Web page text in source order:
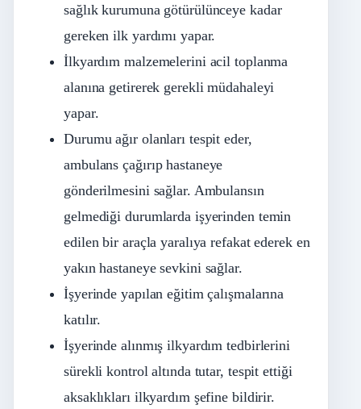
sağlık kurumuna götürülünceye kadar
gereken ilk yardımı yapar.
İlkyardım malzemelerini acil toplanma
alanına getirerek gerekli müdahaleyi
yapar.
Durumu ağır olanları tespit eder,
ambulans çağırıp hastaneye
gönderilmesini sağlar. Ambulansın
gelmediği durumlarda işyerinden temin
edilen bir araçla yaralıya refakat ederek en
yakın hastaneye sevkini sağlar.
İşyerinde yapılan eğitim çalışmalarına
katılır.
İşyerinde alınmış ilkyardım tedbirlerini
sürekli kontrol altında tutar, tespit ettiği
aksaklıkları ilkyardım şefine bildirir.